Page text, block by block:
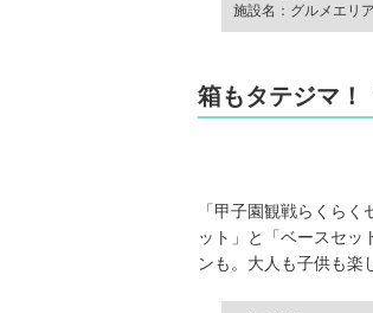
施設名：グルメエリ
箱もタテジマ！
「甲子園観戦らくら
ット」と「ベースセッ
ンも。大人も子供も楽